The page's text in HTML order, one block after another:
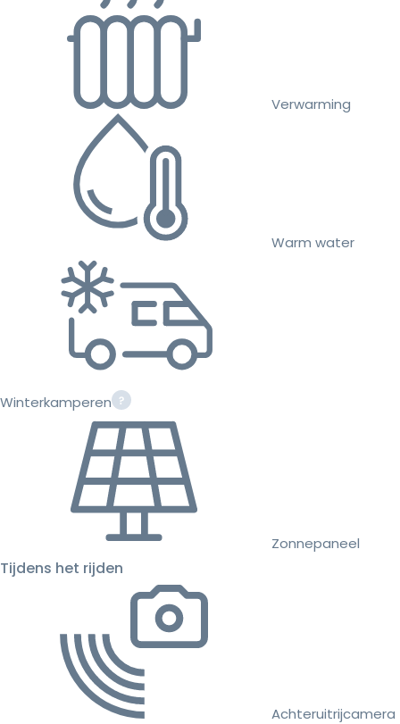
Verwarming
Warm water
Winterkamperen
Zonnepaneel
Tijdens het rijden
Achteruitrijcamera